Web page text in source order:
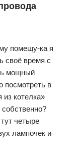
помещу-ка я
своё время с
мощный
посмотреть в
из котелка»
четыре
лампочек и